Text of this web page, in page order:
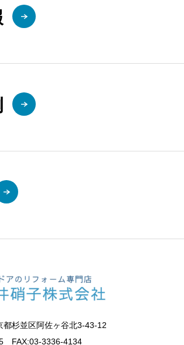
杉並区阿佐ヶ谷北3-43-12
FAX:03-3336-4134